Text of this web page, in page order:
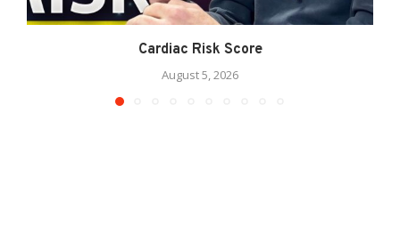
Cardiac Risk Score
August 5, 2026